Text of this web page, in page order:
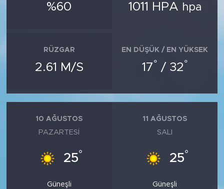
%60 1011 HPA hpa
RÜZGAR
2.61 M/S
EN DÜŞÜK / EN YÜKSEK
17° / 32°
10 AĞUSTOS
PAZARTESI
25°
Güneşli
11 AĞUSTOS
SALI
25°
Güneşli
MEDYA KÖŞESİ